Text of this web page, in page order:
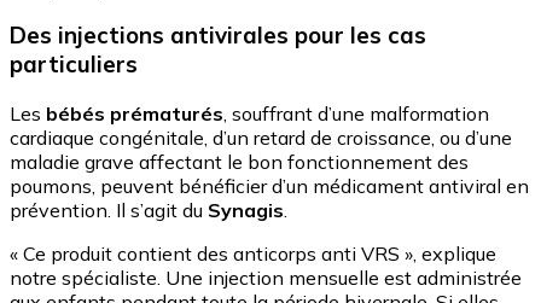
Des injections antivirales pour les cas
particuliers
Les bébés prématurés , souffrant d’une malformation
cardiaque congénitale, d’un retard de croissance, ou d’une
maladie grave affectant le bon fonctionnement des
poumons, peuvent bénéficier d’un médicament antiviral en
prévention. Il s’agit du Synagis
« Ce produit contient des anticorps anti VRS », explique
notre spécialiste. Une injection mensuelle est administrée